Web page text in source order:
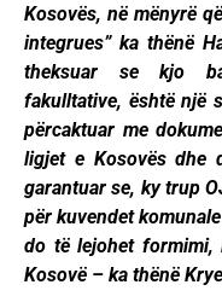
Kosovës, në mënyrë
integrues” ka thënë
theksuar se kjo
fakulltative, është një
përcaktuar me
ligjet e Kosovës dhe
garantuar se, ky trup
për kuvendet
do të lejohet
Kosovë – ka thënë